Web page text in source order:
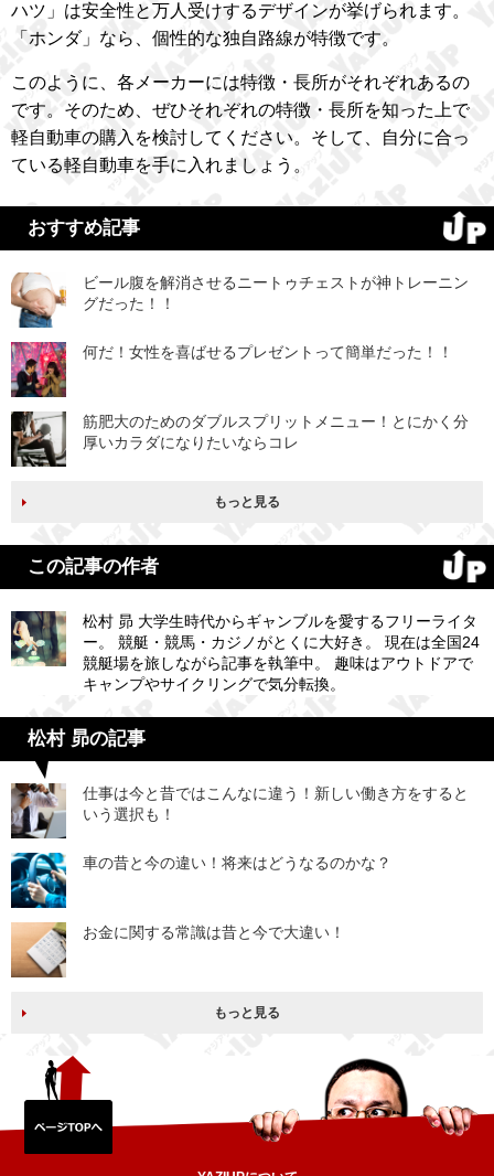
ハツ」は安全性と万人受けするデザインが挙げられます。
「ホンダ」なら、個性的な独自路線が特徴です。
このように、各メーカーには特徴・長所がそれぞれあるの
です。そのため、ぜひそれぞれの特徴・長所を知った上で
軽自動車の購入を検討してください。そして、自分に合っ
ている軽自動車を手に入れましょう。
おすすめ記事
ビール腹を解消させるニートゥチェストが神トレーニン
グだった！！
何だ！女性を喜ばせるプレゼントって簡単だった！！
筋肥大のためのダブルスプリットメニュー！とにかく分
厚いカラダになりたいならコレ
もっと見る
この記事の作者
松村 昴 大学生時代からギャンブルを愛するフリーライタ
ー。 競艇・競馬・カジノがとくに大好き。 現在は全国24
競艇場を旅しながら記事を執筆中。 趣味はアウトドアで
キャンプやサイクリングで気分転換。
松村 昴の記事
仕事は今と昔ではこんなに違う！新しい働き方をすると
いう選択も！
車の昔と今の違い！将来はどうなるのかな？
お金に関する常識は昔と今で大違い！
もっと見る